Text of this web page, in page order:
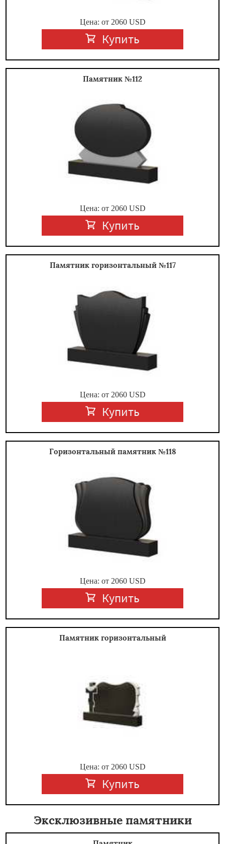
Цена: от 2060USD
Купить
Памятник №112
Цена: от 2060USD
Купить
Памятник горизонтальный №117
Цена: от 2060USD
Купить
Горизонтальный памятник №118
Цена: от 2060USD
Купить
Памятник горизонтальный
Цена: от 2060USD
Купить
Эксклюзивные памятники